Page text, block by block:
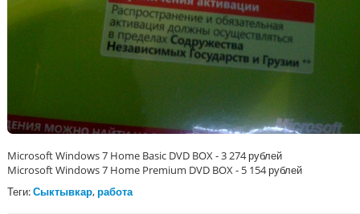
Microsoft Windows 7 Home Basic DVD BOX - 3 274 рублей
Microsoft Windows 7 Home Premium DVD BOX - 5 154 рублей
Теги:Сыктывкар,работа